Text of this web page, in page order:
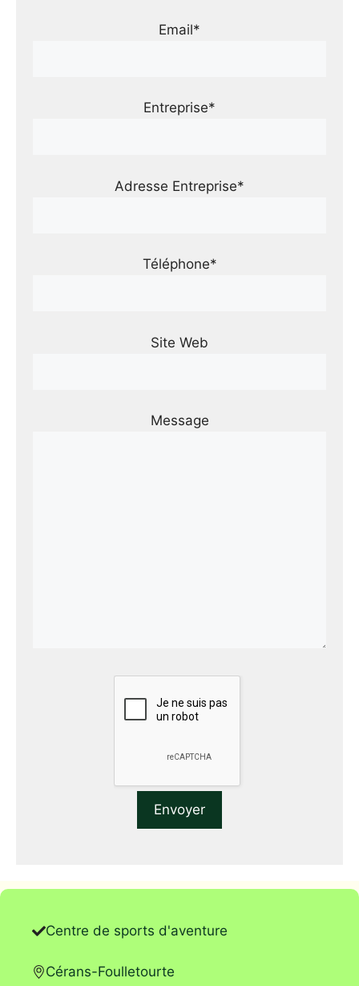
Email*
Entreprise*
Adresse Entreprise*
Téléphone*
Site Web
Message
Centre de sports d'aventure
Cérans-Foulletourte